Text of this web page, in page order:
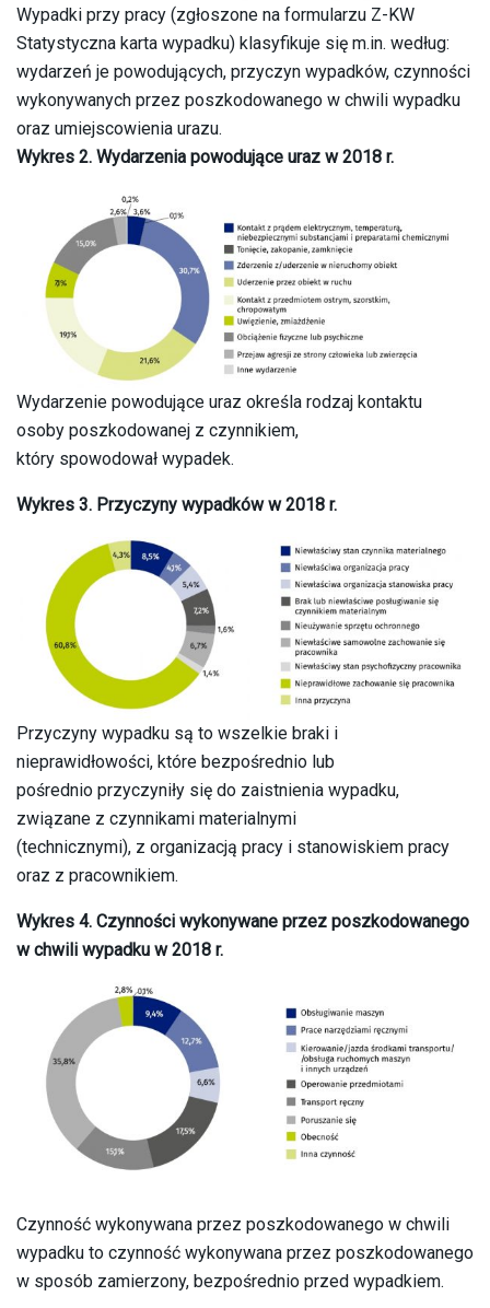
Wypadki przy pracy (zgłoszone na formularzu Z-KW
Statystyczna karta wypadku) klasyfikuje się m.in. według:
wydarzeń je powodujących, przyczyn wypadków, czynności
wykonywanych przez poszkodowanego w chwili wypadku
oraz umiejscowienia urazu.
Wykres 2. Wydarzenia powodujące uraz w 2018 r.
Wydarzenie powodujące uraz określa rodzaj kontaktu
osoby poszkodowanej z czynnikiem,
który spowodował wypadek.
Wykres 3. Przyczyny wypadków w 2018 r.
Przyczyny wypadku są to wszelkie braki i
nieprawidłowości, które bezpośrednio lub
pośrednio przyczyniły się do zaistnienia wypadku,
związane z czynnikami materialnymi
(technicznymi), z organizacją pracy i stanowiskiem pracy
oraz z pracownikiem.
Wykres 4. Czynności wykonywane przez poszkodowanego
w chwili wypadku w 2018 r.
Czynność wykonywana przez poszkodowanego w chwili
wypadku to czynność wykonywana przez poszkodowanego
w sposób zamierzony, bezpośrednio przed wypadkiem.